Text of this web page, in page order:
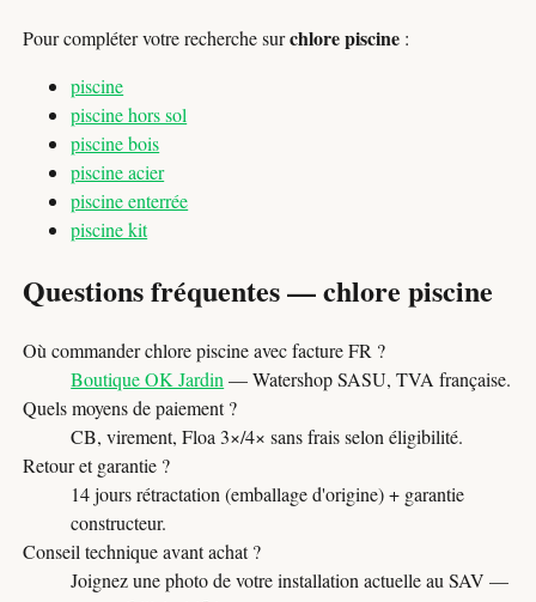
Pour compléter votre recherche surchlore piscine :
piscine
piscine hors sol
piscine bois
piscine acier
piscine enterrée
piscine kit
Questions fréquentes — chlore piscine
Où commander chlore piscine avec facture FR ?
Boutique OK Jardin — Watershop SASU, TVA française.
Quels moyens de paiement ?
CB, virement, Floa 3×/4× sans frais selon éligibilité.
Retour et garantie ?
14 jours rétractation (emballage d'origine) + garantie
constructeur.
Conseil technique avant achat ?
Joignez une photo de votre installation actuelle au SAV —